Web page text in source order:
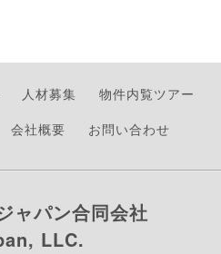
人材募集
物件内覧ツアー
会社概要 お問い合わせ
ャパン合同会社
LLC.